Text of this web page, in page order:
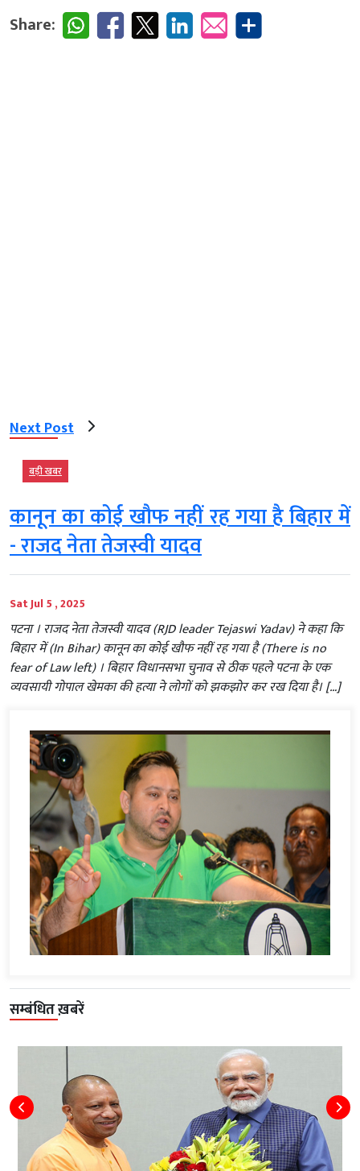
Share:
Next Post
बड़ी खबर
कानून का कोई खौफ नहीं रह गया है बिहार में
- राजद नेता तेजस्वी यादव
Sat Jul 5 , 2025
पटना । राजद नेता तेजस्वी यादव (RJD leader Tejaswi Yadav) ने कहा कि
बिहार में (In Bihar) कानून का कोई खौफ नहीं रह गया है (There is no
fear of Law left) । बिहार विधानसभा चुनाव से ठीक पहले पटना के एक
व्यवसायी गोपाल खेमका की हत्या ने लोगों को झकझोर कर रख दिया है। […]
सम्बंधित ख़बरें